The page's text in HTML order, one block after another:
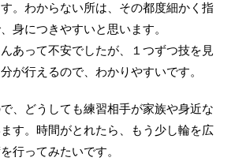
。わからない所は、その都度細かく指
身につきやすいと思います。
あって不安でしたが、１つずつ技を見
が行えるので、わかりやすいです。
、どうしても練習相手が家族や身近な
す。時間がとれたら、もう少し輪を広
行ってみたいです。